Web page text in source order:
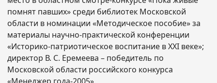
помнят павших» среди библиотек Московской
области в номинации «Методическое пособие» за
материалы научно-практической конференции
«Историко-патриотическое воспитание в ХХI веке»;
директор В. С. Еремеева – победитель по
Московской области российского конкурса